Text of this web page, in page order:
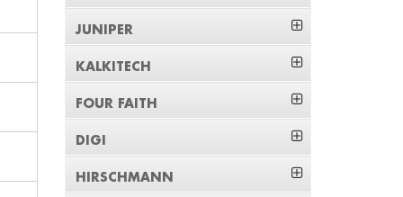
JUNIPER
KALKITECH
FOUR FAITH
DIGI
HIRSCHMANN